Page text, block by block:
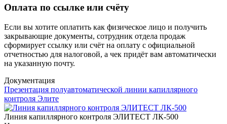
Оплата по ссылке или счёту
Если вы хотите оплатить как физическое лицо и получить
закрывающие документы, сотрудник отдела продаж
сформирует ссылку или счёт на оплату с официальной
отчетностью для налоговой, а чек придёт вам автоматически
на указанную почту.
Документация
Презентация полуавтоматической линии капиллярного
контроля Элите
Линия капиллярного контроля ЭЛИТЕСТ ЛК-500